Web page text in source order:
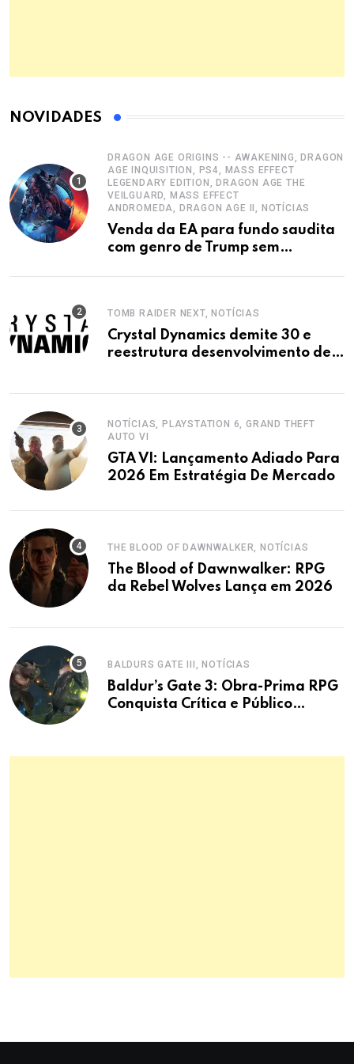
NOVIDADES
DRAGON AGE ORIGINS -- AWAKENING, DRAGON
AGE INQUISITION, PS4, MASS EFFECT
LEGENDARY EDITION, DRAGON AGE THE
VEILGUARD, MASS EFFECT
ANDROMEDA, DRAGON AGE II, NOTÍCIAS
Venda da EA para fundo saudita
com genro de Trump sem
TOMB RAIDER NEXT, NOTÍCIAS
Crystal Dynamics demite 30 e
reestrutura desenvolvimento de
NOTÍCIAS, PLAYSTATION 6, GRAND THEFT
AUTO VI
GTA VI: Lançamento Adiado Para
2026 Em Estratégia De Mercado
THE BLOOD OF DAWNWALKER, NOTÍCIAS
The Blood of Dawnwalker: RPG
da Rebel Wolves Lança em 2026
BALDURS GATE III, NOTÍCIAS
Baldur’s Gate 3: Obra-Prima RPG
Conquista Crítica e Público